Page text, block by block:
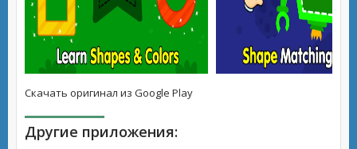
Скачать оригинал из Google Play
Другие приложения: